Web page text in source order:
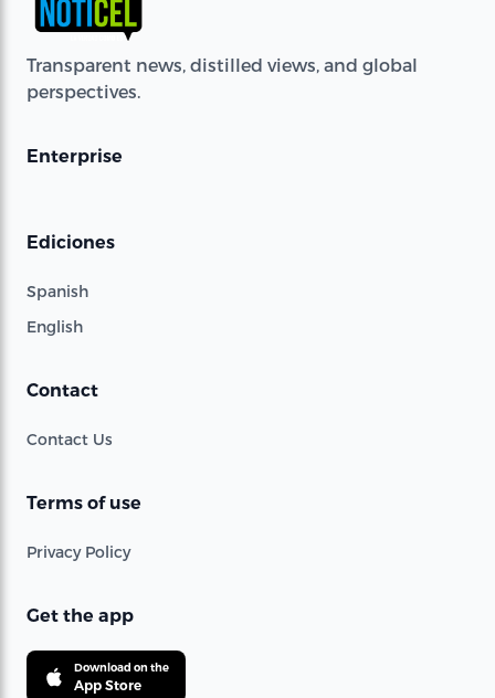
Transparent news, distilled views, and global
perspectives.
Enterprise
Ediciones
Spanish
English
Contact
Contact Us
Terms of use
Privacy Policy
Get the app
Download on the
App Store